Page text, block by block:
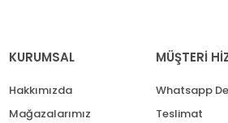
KURUMSAL
Hakkımızda
Mağazalarımız
MÜŞTERİ
Whatsapp
Teslimat